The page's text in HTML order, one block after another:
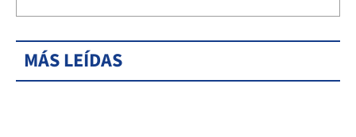
MÁS LEÍDAS